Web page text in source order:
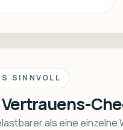
SINNVOLL
als eine